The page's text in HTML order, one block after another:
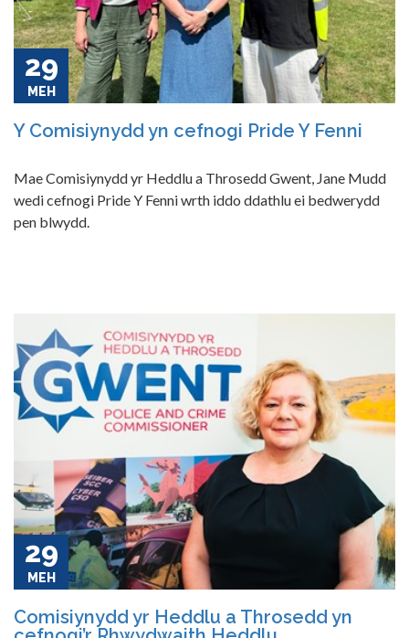
29
MEH
Y Comisiynydd yn cefnogi Pride Y Fenni
Mae Comisiynydd yr Heddlu a Throsedd Gwent, Jane Mudd
wedi cefnogi Pride Y Fenni wrth iddo ddathlu ei bedwerydd
pen blwydd.
29
MEH
Comisiynydd yr Heddlu a Throsedd yn